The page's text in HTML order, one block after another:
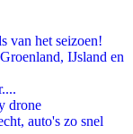
van het seizoen!
IJsland en
drone
auto's zo snel